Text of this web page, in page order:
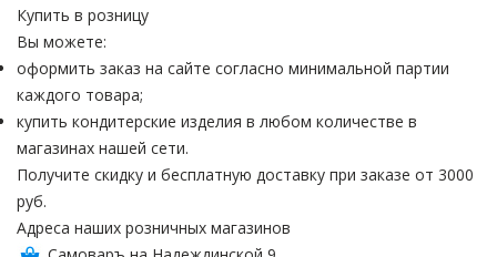
Купить в розницу
Вы можете:
оформить заказ на сайте согласно минимальной партии
каждого товара;
купить кондитерские изделия в любом количестве в
магазинах нашей сети.
Получите скидку и бесплатную доставку при заказе от 3000
руб.
Адреса наших розничных магазинов